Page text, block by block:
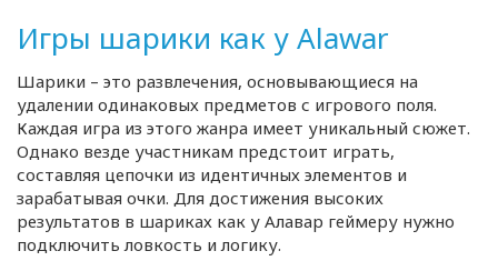
Игры шарики как у Alawar
Шарики – это развлечения, основывающиеся на
удалении одинаковых предметов с игрового поля.
Каждая игра из этого жанра имеет уникальный сюжет.
Однако везде участникам предстоит играть,
составляя цепочки из идентичных элементов и
зарабатывая очки. Для достижения высоких
результатов в шариках как у Алавар геймеру нужно
подключить ловкость и логику.